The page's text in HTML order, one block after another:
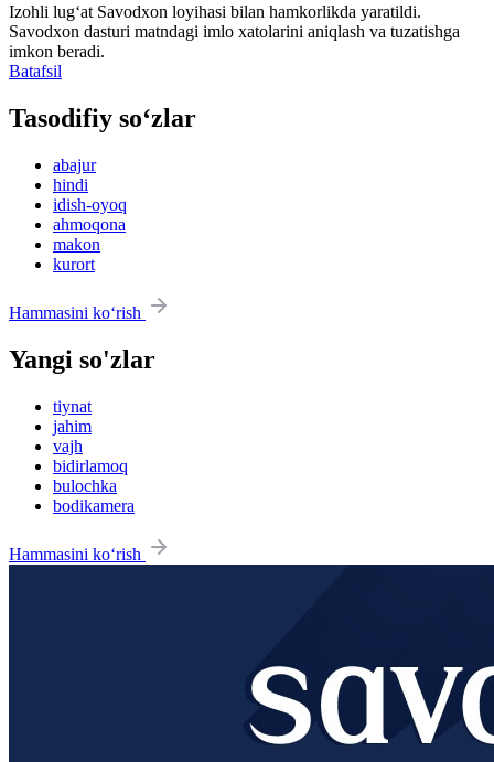
Izohli lugʻat Savodxon loyihasi bilan hamkorlikda yaratildi.
Savodxon dasturi matndagi imlo xatolarini aniqlash va tuzatishga
imkon beradi.
Batafsil
Tasodifiy so‘zlar
abajur
hindi
idish-oyoq
ahmoqona
makon
kurort
Hammasini ko‘rish
Yangi so'zlar
tiynat
jahim
vajh
bidirlamoq
bulochka
bodikamera
Hammasini ko‘rish